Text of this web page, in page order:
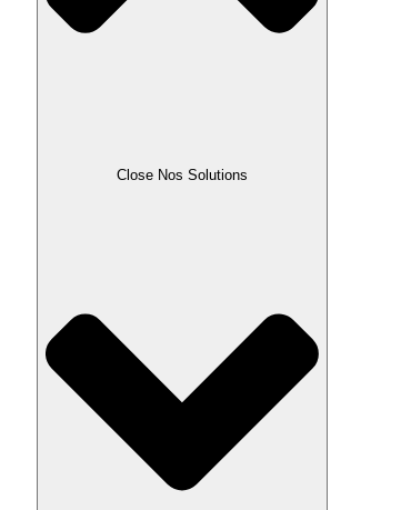
Close Nos Solutions